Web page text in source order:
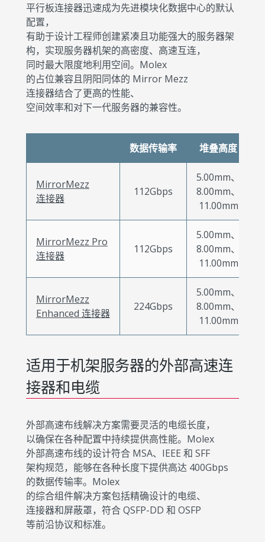
平行板连接器迅速成为先进模块化数据中心的默认
配置，
有助于设计工程师创建紧凑且功能强大的服务器架
构，实现服务器机架的高密度、高速互连，
同时最大限度地利用空间。Molex
的占位兼容且阴阳同体的 Mirror Mezz
连接器结合了更高的性能、
空间效率和对下一代服务器的兼容性。
数据传输率 堆叠高度
MirrorMezz
连接器
112Gbps
5.00mm、
8.00mm、
11.00mm
MirrorMezz Pro
连接器
112Gbps
5.00mm、
8.00mm、
11.00mm
MirrorMezz
Enhanced 连接器
224Gbps
5.00mm、
8.00mm、
11.00mm
适用于机架服务器的外部高速连
接器和电缆
外部高速布线解决方案需要灵活的电缆长度，
以确保在各种配置中持续提供高性能。Molex
外部高速布线的设计符合 MSA、IEEE 和 SFF
架构规范，能够在各种长度下提供高达 400Gbps
的数据传输率。Molex
的综合组件解决方案包括精确设计的电缆、
连接器和屏蔽罩，符合 QSFP-DD 和 OSFP
等前沿协议和标准。